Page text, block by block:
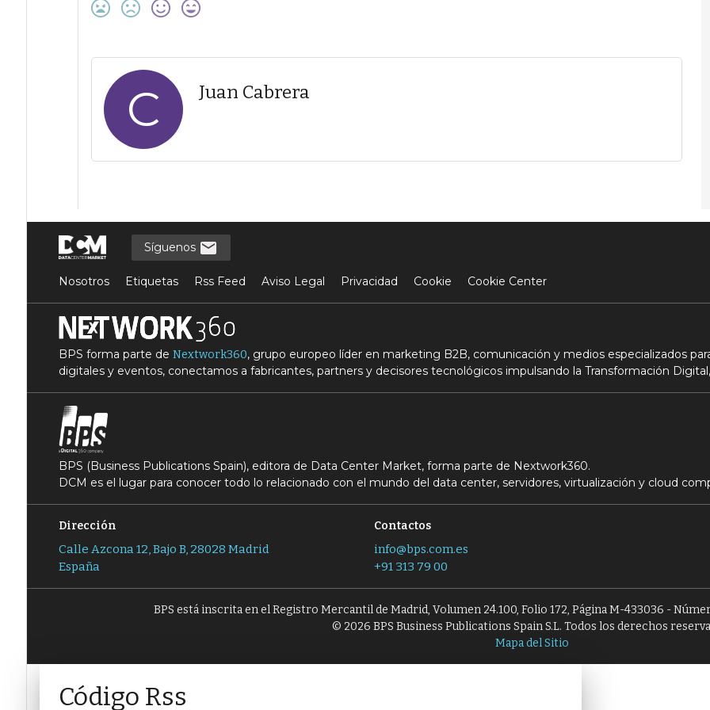
C Juan Cabrera
Síguenos
Nosotros Etiquetas Rss Feed Aviso Legal Privacidad Cookie Cookie Center
BPS forma parte de Nextwork360, grupo europeo líder en marketing B2B, comunicación y medios especializados
digitales y eventos, conectamos a fabricantes, partners y decisores tecnológicos impulsando la Transformación
BPS (Business Publications Spain), editora de Data Center Market, forma parte de Nextwork360.
DCM es el lugar para conocer todo lo relacionado con el mundo del data center, servidores, virtualización y cloud
Dirección
Calle Azcona 12, Bajo B, 28028 Madrid
España
Contactos
info@bps.com.es
+91 313 79 00
BPS está inscrita en el Registro Mercantil de Madrid, Volumen 24.100, Folio 172, Página M-433036 -
© 2026 BPS Business Publications Spain S.L. Todos los derechos
Mapa del Sitio
Código Rss